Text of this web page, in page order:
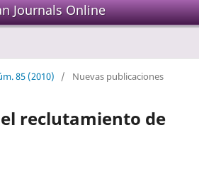
Journals Online
85 (2010) / Nuevas publicaciones
reclutamiento de